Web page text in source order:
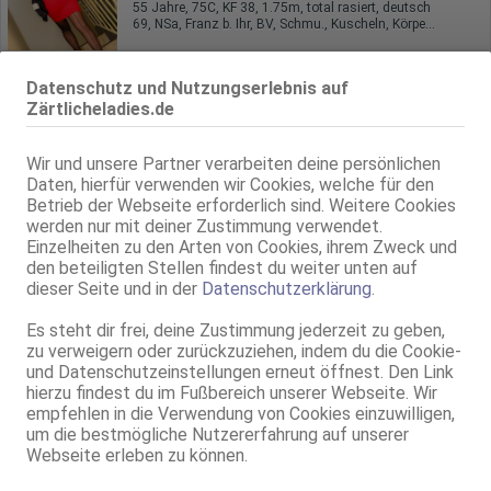
Datenschutz und Nutzungserlebnis auf
Zärtlicheladies.de
Wir und unsere Partner verarbeiten deine persönlichen
Daten, hierfür verwenden wir Cookies, welche für den
Betrieb der Webseite erforderlich sind. Weitere Cookies
werden nur mit deiner Zustimmung verwendet.
Einzelheiten zu den Arten von Cookies, ihrem Zweck und
den beteiligten Stellen findest du weiter unten auf
dieser Seite und in der Datenschutzerklärung
Es steht dir frei, deine Zustimmung jederzeit zu geben,
zu verweigern oder zurückzuziehen, indem du die Cookie-
und Datenschutzeinstellungen erneut öffnest. Den Link
hierzu findest du im Fußbereich unserer Webseite. Wir
empfehlen in die Verwendung von Cookies einzuwilligen,
um die bestmögliche Nutzererfahrung auf unserer
Webseite erleben zu können.
55 Jahre, 75C, KF 38, 1.75m, total rasiert, deutsch
69, NSa, Franz b. Ihr, BV, Schmu., Kuscheln, Körperküs., AV b. Ihm
Sonja Massage Königen
32 Jahre, 80D, KF 40, 1.70m, 65 kg, total rasiert, osteuropäisch
Hannover
Erotische Massage bei Kasandra privat & diskret
85E(DD), KF 38, 1.60m, total rasiert, südländisch
NSa, kein GV, Schmu., Kuscheln, DSa, Mast., FE
Anita
80C, KF 40, 1.70m, total rasiert, osteuropäisch
69, Franz b. Ihr, Schmu., Kuscheln, Körperküs., Mast., FE
Hannover
9.6km, Großer Kolonnenweg 5a